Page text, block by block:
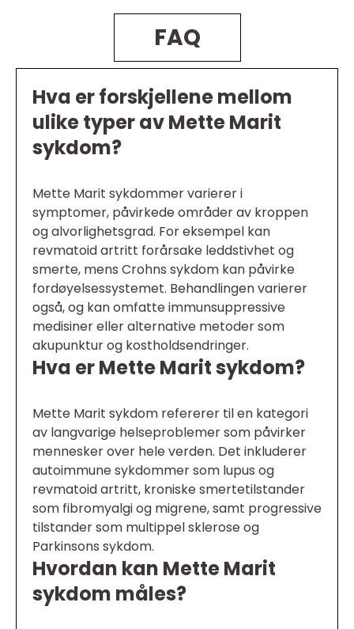
FAQ
Hva er forskjellene mellom
ulike typer av Mette Marit
sykdom?
Mette Marit sykdommer varierer i
symptomer, påvirkede områder av kroppen
og alvorlighetsgrad. For eksempel kan
revmatoid artritt forårsake leddstivhet og
smerte, mens Crohns sykdom kan påvirke
fordøyelsessystemet. Behandlingen varierer
også, og kan omfatte immunsuppressive
medisiner eller alternative metoder som
akupunktur og kostholdsendringer.
Hva er Mette Marit sykdom?
Mette Marit sykdom refererer til en kategori
av langvarige helseproblemer som påvirker
mennesker over hele verden. Det inkluderer
autoimmune sykdommer som lupus og
revmatoid artritt, kroniske smertetilstander
som fibromyalgi og migrene, samt progressive
tilstander som multippel sklerose og
Parkinsons sykdom.
Hvordan kan Mette Marit
sykdom måles?